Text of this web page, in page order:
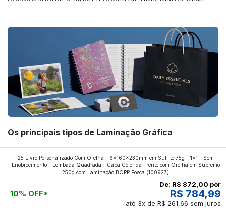
Os principais tipos de Laminação Gráfica
aplicados nos impressos da gráfica FuturaIM? Então,
continue a leitura que vamos revelar para você!
25 Livro Personalizado Com Orelha - 6x160x230mm em Sulfite 75g - 1x1 - Sem
Enobrecimento - Lombada Quadrada - Capa Colorida Frente com Orelha em Supremo
250g com Laminação BOPP Fosca (100927)
10% OFF*
De: R$ 872,00 por
R$ 784,99
até 3x de R$ 261,66 sem juros